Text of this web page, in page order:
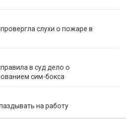
слухи о пожаре в
в суд дело о
сим-бокса
на работу